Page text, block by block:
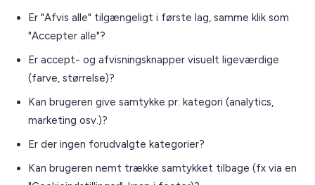
Er "Afvis alle" tilgængeligt i første lag, samme klik som
"Accepter alle"?
Er accept- og afvisningsknapper visuelt ligeværdige
(farve, størrelse)?
Kan brugeren give samtykke pr. kategori (analytics,
marketing osv.)?
Er der ingen forudvalgte kategorier?
Kan brugeren nemt trække samtykket tilbage (fx via en